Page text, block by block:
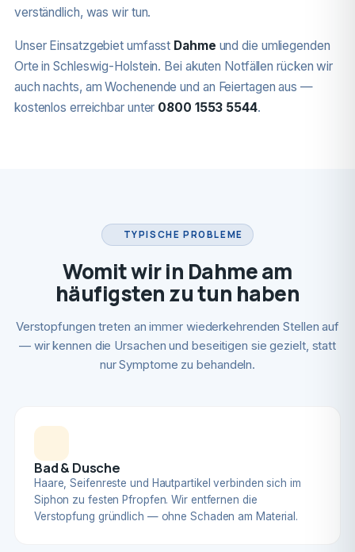
verständlich, was wir tun.
Unser Einsatzgebiet umfasst Dahme und die umliegenden
Orte in Schleswig-Holstein. Bei akuten Notfällen rücken wir
auch nachts, am Wochenende und an Feiertagen aus —
kostenlos erreichbar unter 0800 1553 5544.
TYPISCHE PROBLEME
Womit wir in Dahme am
häufigsten zu tun haben
Verstopfungen treten an immer wiederkehrenden Stellen auf
— wir kennen die Ursachen und beseitigen sie gezielt, statt
nur Symptome zu behandeln.
Bad & Dusche
Haare, Seifenreste und Hautpartikel verbinden sich im
Siphon zu festen Pfropfen. Wir entfernen die
Verstopfung gründlich — ohne Schaden am Material.